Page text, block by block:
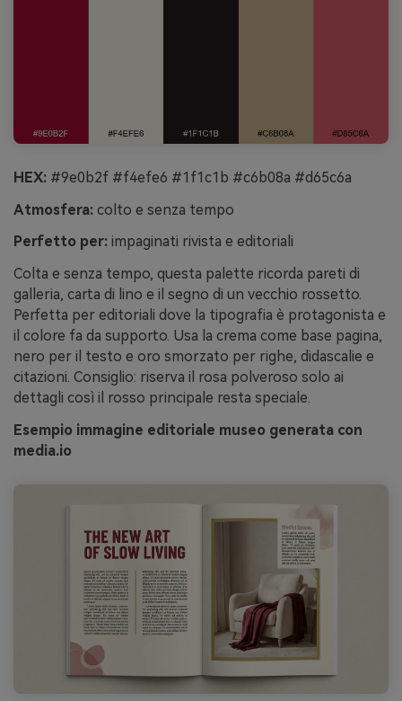
HEX: #9e0b2f #f4efe6 #1f1c1b #c6b08a #d65c6a
Atmosfera: colto e senza tempo
Perfetto per: impaginati rivista e editoriali
Colta e senza tempo, questa palette ricorda pareti di
galleria, carta di lino e il segno di un vecchio rossetto.
Perfetta per editoriali dove la tipografia è protagonista e
il colore fa da supporto. Usa la crema come base pagina,
nero per il testo e oro smorzato per righe, didascalie e
citazioni. Consiglio: riserva il rosa polveroso solo ai
dettagli così il rosso principale resta speciale.
Esempio immagine editoriale museo generata con
media.io